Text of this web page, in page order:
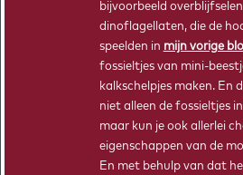
bijvoorbeeld
dinoflagellaten, die de
speelden in mijn vorige
fossieltjes van mini-
kalkschelpjes maken. En
niet alleen de fossieltjes
maar kun je ook allerlei
eigenschappen van de
En met behulp van dat